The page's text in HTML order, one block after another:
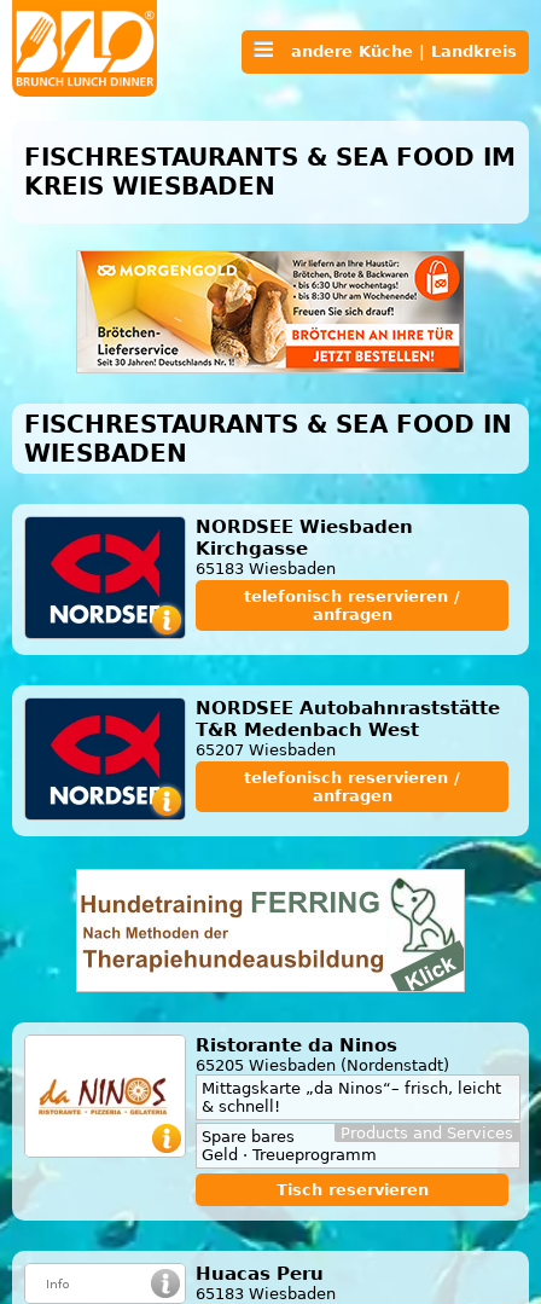
andere Küche | Landkreis
FISCHRESTAURANTS & SEA FOOD IM
KREIS WIESBADEN
FISCHRESTAURANTS & SEA FOOD IN
WIESBADEN
NORDSEE Wiesbaden
Kirchgasse
65183 Wiesbaden
telefonisch reservieren /
anfragen
NORDSEE Autobahnraststätte
T&R Medenbach West
65207 Wiesbaden
telefonisch reservieren /
anfragen
Ristorante da Ninos
65205 Wiesbaden (Nordenstadt)
Mittagskarte „da Ninos“– frisch, leicht
& schnell!
Products and Services
Spare bares
Geld · Treueprogramm
Tisch reservieren
Huacas Peru
65183 Wiesbaden